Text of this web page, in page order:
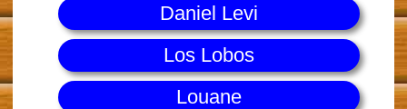
Daniel Levi
Los Lobos
Louane